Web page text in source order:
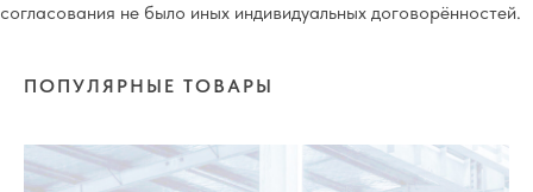
согласования не было иных индивидуальных договорённостей.
ПОПУЛЯРНЫЕ ТОВАРЫ